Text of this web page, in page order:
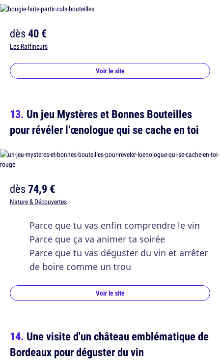
dès40 €
Les Raffineurs
Voir le site
Un jeu Mystères et Bonnes Bouteilles
pour révéler l’œnologue qui se cache en toi
dès74,9 €
Nature & Découvertes
Parce que tu vas enfin comprendre le vin
Parce que ça va animer ta soirée
Parce que tu vas déguster du vin et arrêter
de boire comme un trou
Voir le site
Une visite d'un château emblématique de
Bordeaux pour déguster du vin